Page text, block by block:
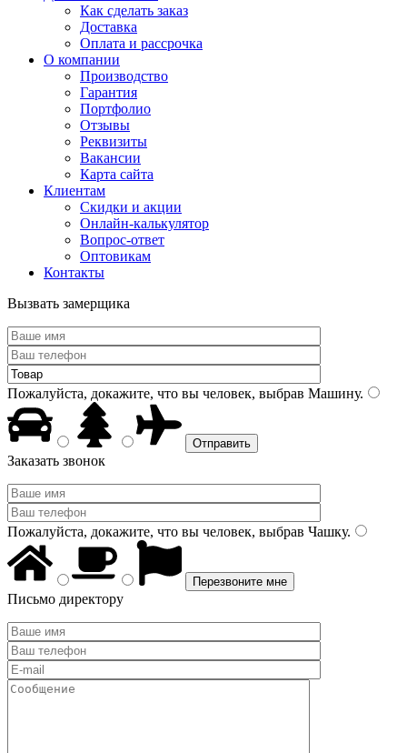
Как сделать заказ
Доставка
Оплата и рассрочка
О компании
Производство
Гарантия
Портфолио
Отзывы
Реквизиты
Вакансии
Карта сайта
Клиентам
Скидки и акции
Онлайн-калькулятор
Вопрос-ответ
Оптовикам
Контакты
Вызвать замерщика
Пожалуйста, докажите, что вы человек, выбрав Машину.
Заказать звонок
Пожалуйста, докажите, что вы человек, выбрав Чашку.
Письмо директору